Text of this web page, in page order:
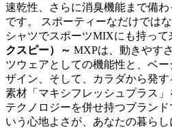
速乾性、さらに消臭機能まで備
です。 スポーティーなだけでは
シャツでスポーツMIXにも持って
クスピー）～ MXPは、動きやす
ツウェアとしての機能性と、ベ
ザイン、そして、カラダから発
素材「マキシフレッシュプラス
テクノロジーを併せ持つブラン
いう心地よさが、あなたの暮ら